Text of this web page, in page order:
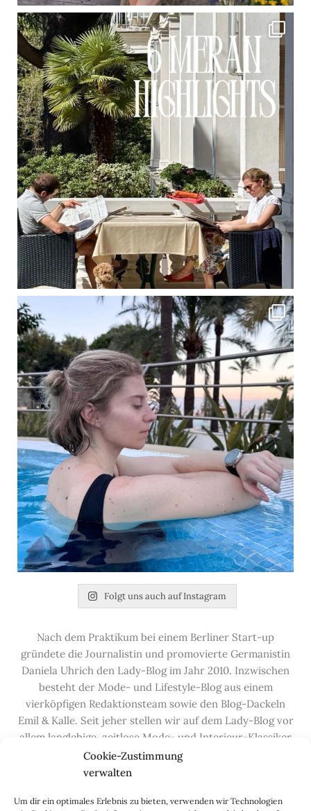
Cookie-Zustimmung
verwalten
Um dir ein optimales Erlebnis zu bieten, verwenden wir Technologien
Folgt uns auch auf Instagram
Nach dem Praktikum bei einem Berliner Start-up
gründete die Journalistin und promovierte Germanistin
Daniela Uhrich den Lady-Blog im Jahr 2010. Inzwischen
besteht der Mode- und Lifestyle-Blog aus einem
vierköpfigen Redaktionsteam sowie den Blog-Dackeln
Emil & Kalle. Seit jeher stellen wir auf dem Lady-Blog vor
allem langlebige, zeitlose Mode- und Interieur-Klassiker
vor, die hochwertig verarbeitet und unter guten
Bedingungen hergestellt wurden – gerne „Made in
Handwerksberufe und kleine feine Firmen, denen wir